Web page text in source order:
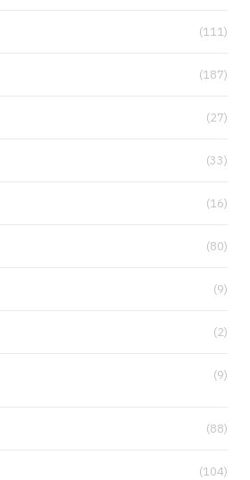
(111)
(187)
(27)
(33)
(16)
(80)
(9)
(2)
(9)
(88)
(104)